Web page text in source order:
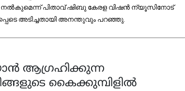
നല്‍കുമെന്ന് പിതാവ് ഷിബു കേരള വിഷന്‍ ന്യൂസിനോട്
അടിച്ചതായി അനന്തുവും പറഞ്ഞു.
ആഗ്രഹിക്കുന്ന
കൈക്കുമ്പിളിൽ